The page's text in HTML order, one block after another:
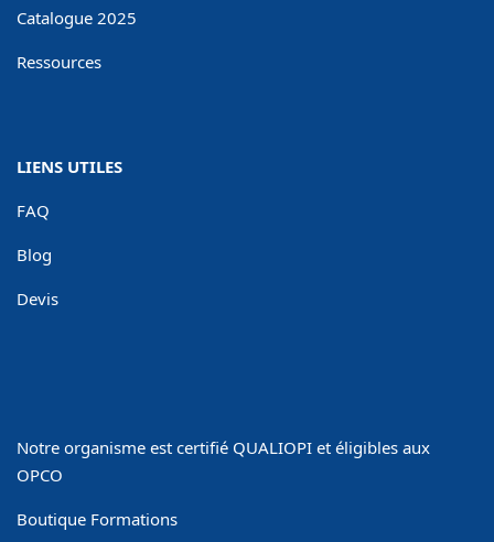
Catalogue 2025
Ressources
LIENS UTILES
FAQ
Blog
Devis
Notre organisme est certifié QUALIOPI et éligibles aux
OPCO
Boutique Formations